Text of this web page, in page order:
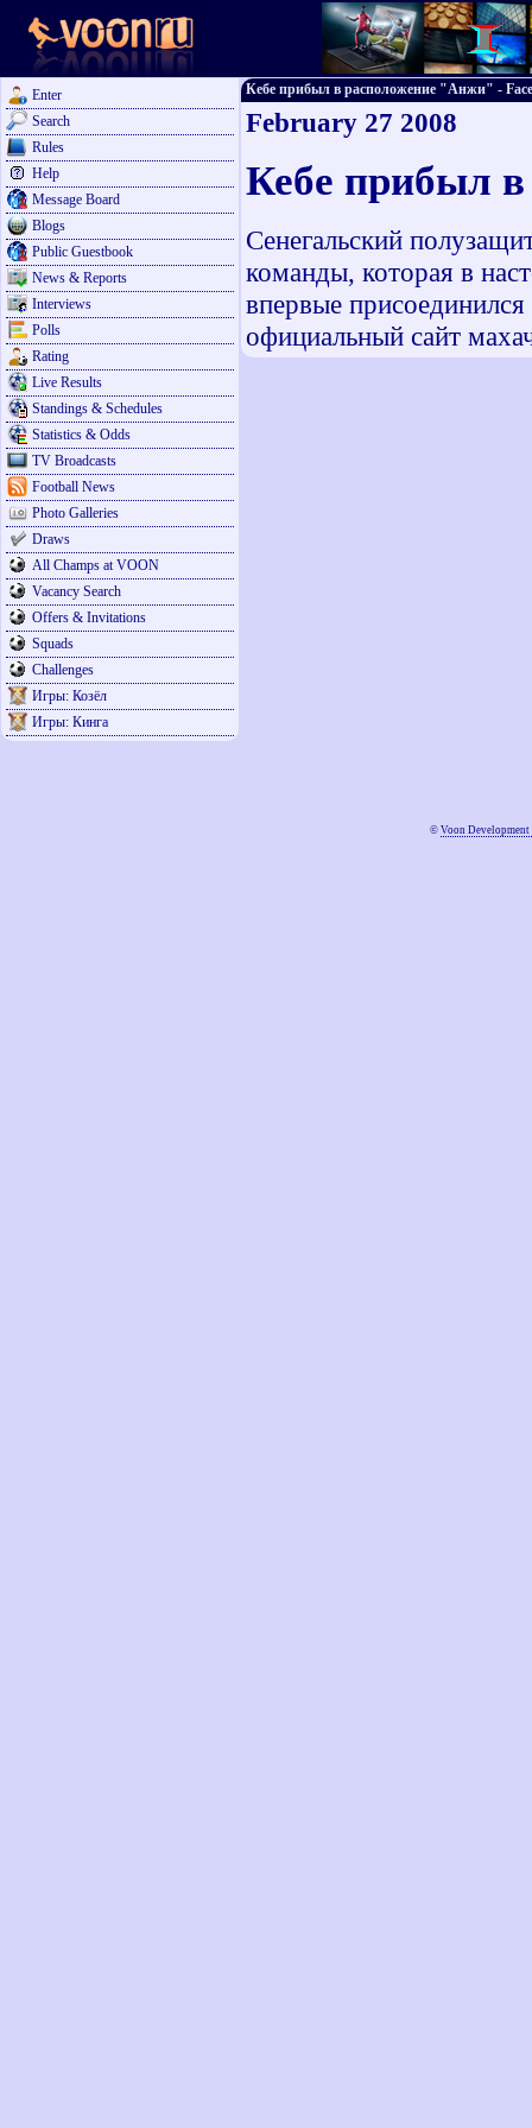
Enter
Search
Rules
Help
Message Board
Blogs
Public Guestbook
News & Reports
Interviews
Polls
Rating
Live Results
Standings & Schedules
Statistics & Odds
TV Broadcasts
Football News
Photo Galleries
Draws
All Champs at VOON
Vacancy Search
Offers & Invitations
Squads
Challenges
Игры: Козёл
Игры: Кинга
Кебе прибыл в расположение "Анжи" - Face
February 27 2008
Кебе прибыл
Сенегальский
команды, которая в
впервые
официальный сайт
© Voon Development